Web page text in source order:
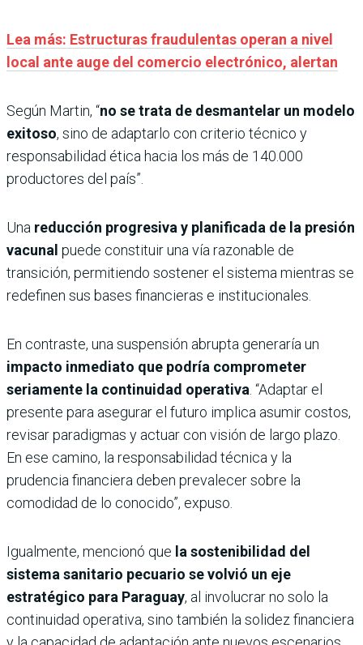
Lea más: Estructuras fraudulentas operan a nivel
local ante auge del comercio electrónico, alertan
Según Martin, “no se trata de desmantelar un modelo
exitoso, sino de adaptarlo con criterio técnico y
responsabilidad ética hacia los más de 140.000
productores del país”.
Una reducción progresiva y planificada de la presión
vacunal puede constituir una vía razonable de
transición, permitiendo sostener el sistema mientras se
redefinen sus bases financieras e institucionales.
En contraste, una suspensión abrupta generaría un
impacto inmediato que podría comprometer
seriamente la continuidad operativa . “Adaptar el
presente para asegurar el futuro implica asumir costos,
revisar paradigmas y actuar con visión de largo plazo.
En ese camino, la responsabilidad técnica y la
prudencia financiera deben prevalecer sobre la
comodidad de lo conocido”, expuso.
Igualmente, mencionó que la sostenibilidad del
sistema sanitario pecuario se volvió un eje
estratégico para Paraguay, al involucrar no solo la
continuidad operativa, sino también la solidez financiera